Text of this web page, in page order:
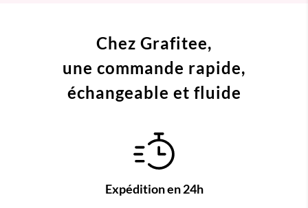
Chez Grafitee,
une commande rapide,
échangeable et fluide
Expédition en 24h